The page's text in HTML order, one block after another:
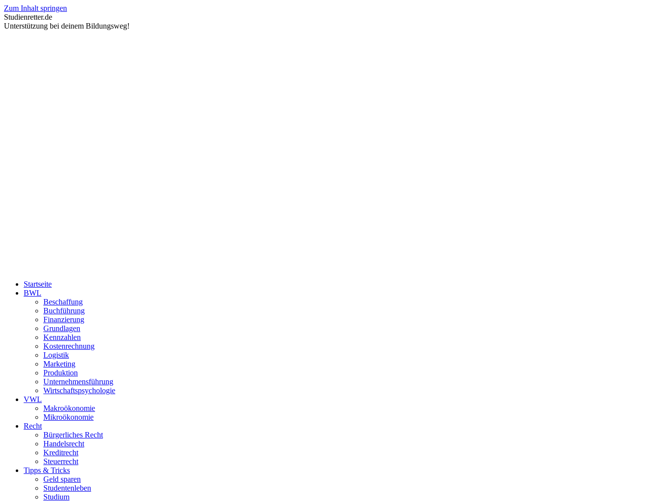
Zum Inhalt springen
Studienretter.de
Unterstützung bei deinem Bildungsweg!
Startseite
BWL
Beschaffung
Buchführung
Finanzierung
Grundlagen
Kennzahlen
Kostenrechnung
Logistik
Marketing
Produktion
Unternehmensführung
Wirtschaftspsychologie
VWL
Makroökonomie
Mikroökonomie
Recht
Bürgerliches Recht
Handelsrecht
Kreditrecht
Steuerrecht
Tipps & Tricks
Geld sparen
Studentenleben
Studium